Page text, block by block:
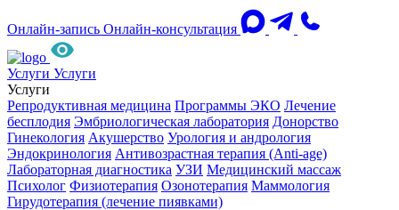
Онлайн-запись Онлайн-консультация
Услуги Услуги
Услуги
Репродуктивная медицина Программы ЭКО Лечение
бесплодия Эмбриологическая лаборатория Донорство
Гинекология Акушерство Урология и андрология
Эндокринология Антивозрастная терапия (Anti-age)
Лабораторная диагностика УЗИ Медицинский массаж
Психолог Физиотерапия Озонотерапия Маммология
Гирудотерапия (лечение пиявками)